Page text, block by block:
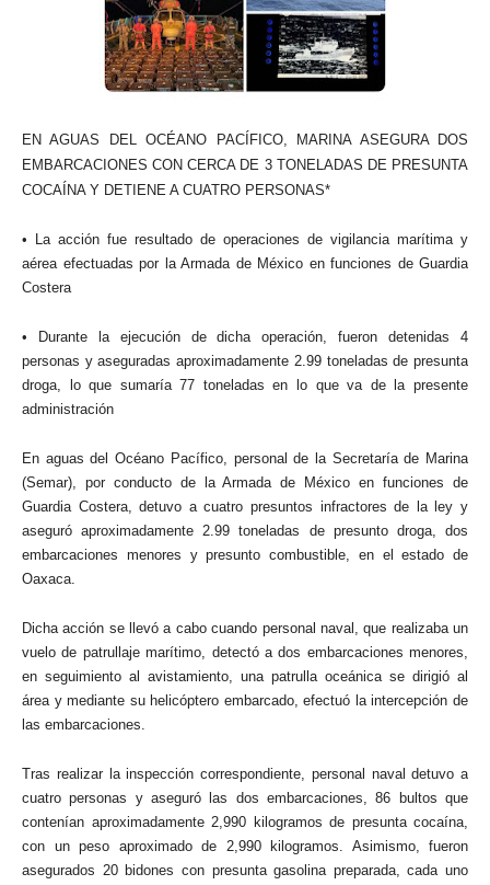
EN AGUAS DEL OCÉANO PACÍFICO, MARINA ASEGURA DOS
EMBARCACIONES CON CERCA DE 3 TONELADAS DE PRESUNTA
COCAÍNA Y DETIENE A CUATRO PERSONAS*
• La acción fue resultado de operaciones de vigilancia marítima y
aérea efectuadas por la Armada de México en funciones de Guardia
Costera
• Durante la ejecución de dicha operación, fueron detenidas 4
personas y aseguradas aproximadamente 2.99 toneladas de presunta
droga, lo que sumaría 77 toneladas en lo que va de la presente
administración
En aguas del Océano Pacífico, personal de la Secretaría de Marina
(Semar), por conducto de la Armada de México en funciones de
Guardia Costera, detuvo a cuatro presuntos infractores de la ley y
aseguró aproximadamente 2.99 toneladas de presunto droga, dos
embarcaciones menores y presunto combustible, en el estado de
Oaxaca.
Dicha acción se llevó a cabo cuando personal naval, que realizaba un
vuelo de patrullaje marítimo, detectó a dos embarcaciones menores,
en seguimiento al avistamiento, una patrulla oceánica se dirigió al
área y mediante su helicóptero embarcado, efectuó la intercepción de
las embarcaciones.
Tras realizar la inspección correspondiente, personal naval detuvo a
cuatro personas y aseguró las dos embarcaciones, 86 bultos que
contenían aproximadamente 2,990 kilogramos de presunta cocaína,
con un peso aproximado de 2,990 kilogramos. Asimismo, fueron
asegurados 20 bidones con presunta gasolina preparada, cada uno